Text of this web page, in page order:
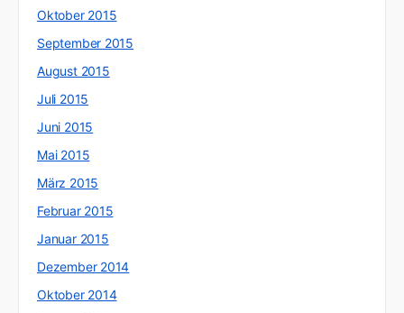
Oktober 2015
September 2015
August 2015
Juli 2015
Juni 2015
Mai 2015
März 2015
Februar 2015
Januar 2015
Dezember 2014
Oktober 2014